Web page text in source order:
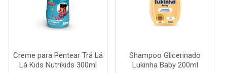
Creme para Pentear Trá Lá
Lá Kids Nutrikids 300ml
Shampoo Glicerinado
Lukinha Baby 200ml